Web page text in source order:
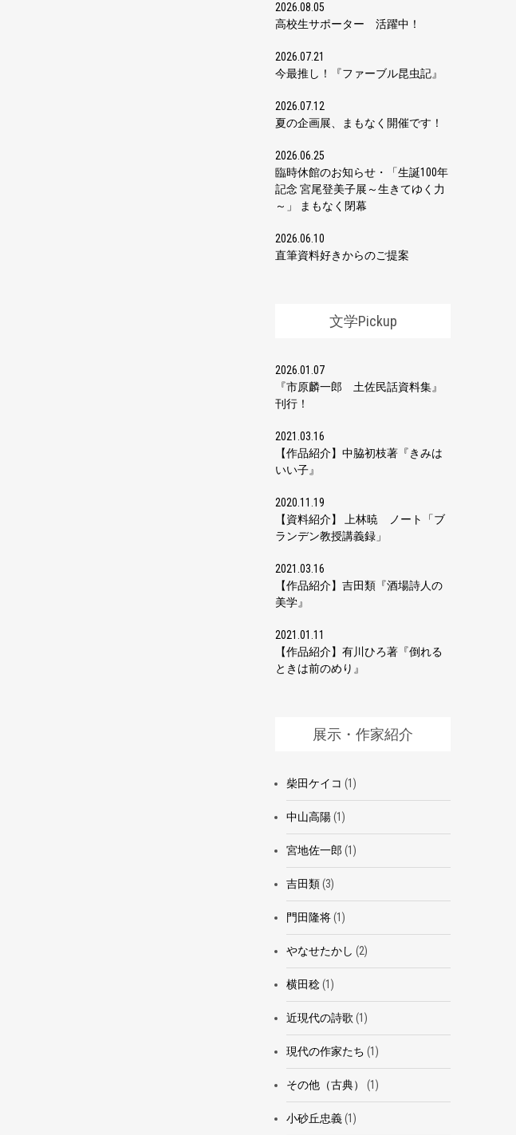
2026.08.05
高校生サポーター 活躍中！
2026.07.21
今最推し！『ファーブル昆虫記』
2026.07.12
夏の企画展、まもなく開催です！
2026.06.25
臨時休館のお知らせ・「生誕100年
記念 宮尾登美子展～生きてゆく力
～」 まもなく閉幕
2026.06.10
直筆資料好きからのご提案
文学Pickup
2026.01.07
『市原麟一郎 土佐民話資料集』
刊行！
2021.03.16
【作品紹介】中脇初枝著『きみは
いい子』
2020.11.19
【資料紹介】 上林暁 ノート「ブ
ランデン教授講義録」
2021.03.16
【作品紹介】吉田類『酒場詩人の
美学』
2021.01.11
【作品紹介】有川ひろ著『倒れる
ときは前のめり』
展示・作家紹介
柴田ケイコ (1)
中山高陽(1)
宮地佐一郎 (1)
吉田類(3)
門田隆将(1)
やなせたかし (2)
横田稔(1)
近現代の詩歌 (1)
現代の作家たち (1)
その他（古典） (1)
小砂丘忠義(1)